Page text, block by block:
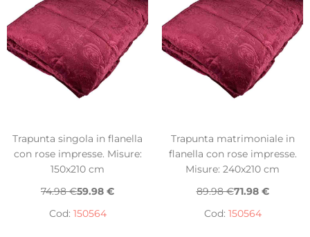
Trapunta singola in flanella
con rose impresse. Misure:
150x210 cm
74.98 €59.98 €
Cod: 150564
Trapunta matrimoniale in
flanella con rose impresse.
Misure: 240x210 cm
89.98 €71.98 €
Cod: 150564